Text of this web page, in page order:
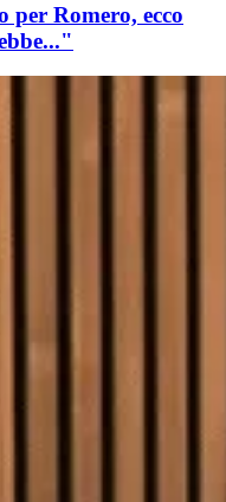
per Romero, ecco